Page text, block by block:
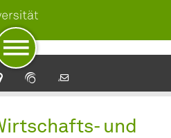
Services
und